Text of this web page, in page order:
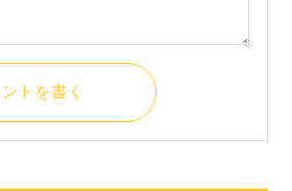
トを書く